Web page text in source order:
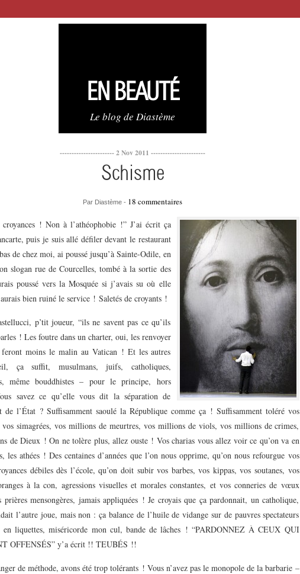
EN BEAUTÉ
Le blog de Diastème
----------------------- 2 Nov 2011 -----------------------
Schisme
Par Diastème - 18 commentaires
! Non à l’athéophobie !” J’ai écrit ça
puis je suis allé défiler devant le restaurant
de chez moi, ai poussé jusqu’à Sainte-Odile, en
slogan rue de Courcelles, tombé à la sortie des
poussé vers la Mosquée si j’avais su où elle
bien ruiné le service ! Saletés de croyants !
p’tit joueur, “ils ne savent pas ce qu’ils
! Les foutre dans un charter, oui, les renvoyer
feront moins le malin au Vatican ! Et les autres
ça suffit, musulmans, juifs, catholiques,
même bouddhistes – pour le principe, hors
savez ce qu’elle vous dit la séparation de
de l’État ? Suffisamment saoulé la République comme ça ! Suffisamment toléré vos
vos simagrées, vos millions de meurtres, vos millions de viols, vos millions de crimes,
de Dieux ! On ne tolère plus, allez ouste ! Vos charias vous allez voir ce qu’on va en
les athées ! Des centaines d’années que l’on nous opprime, qu’on nous refourgue vos
débiles dès l’école, qu’on doit subir vos barbes, vos kippas, vos soutanes, vos
à la con, agressions visuelles et morales constantes, et vos conneries de vœux
prières mensongères, jamais appliquées ! Je croyais que ça pardonnait, un catholique,
l’autre joue, mais non : ça balance de l’huile de vidange sur de pauvres spectateurs
en liquettes, miséricorde mon cul, bande de lâches ! “PARDONNEZ À CEUX QUI
OFFENSÉS” y’a écrit !! TEUBÉS !!
de méthode, avons été trop tolérants ! Vous n’avez pas le monopole de la barbarie –